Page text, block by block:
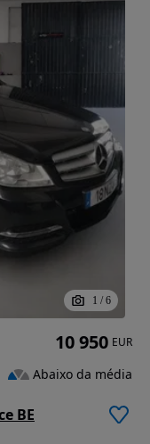
1 / 6
BE
10 950 EUR
Abaixo da média